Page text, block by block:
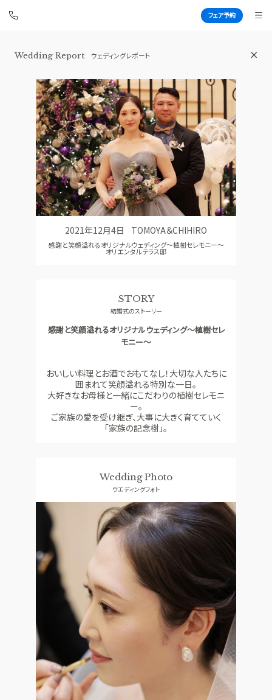
フェア予約
アートグレイス フォレスト迎賓館
TOP
トップ
BRIDAL FAIR
ブライダルフェア
WEDDING REPORT
体験者レポート
PHOTO GALLERY
フォトギャラリー
PLAN
プラン
CEREMONY
挙式
PARTY
披露宴会場
CUISINE
料理
ACCESS
QA
SUPPORT
お問い合わせ
Wedding Report ウェディングレポート
2021年12月4日 TOMOYA＆CHIHIRO
感謝と笑顔溢れるオリジナルウェディング～植樹セレモニー～
オリエンタルテラス邸
STORY
結婚式のストーリー
感謝と笑顔溢れるオリジナルウェディング～植樹セレ
モニー～
おいしい料理とお酒でおもてなし！大切な人たちに
囲まれて笑顔溢れる特別な一日。
大好きなお母様と一緒にこだわりの植樹セレモニ
ー。
ご家族の愛を受け継ぎ、大事に大きく育てていく
「家族の記念樹」。
Wedding Photo
ウエディングフォト